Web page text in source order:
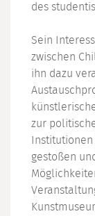
des
Sein
zwischen
ihn dazu
zur
gestoßen